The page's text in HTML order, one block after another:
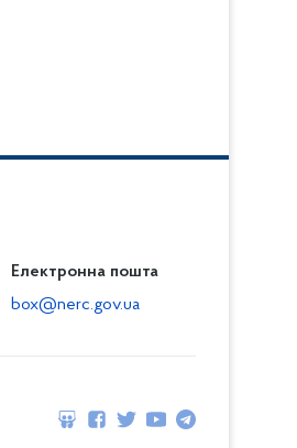
Електронна пошта
box@nerc.gov.ua